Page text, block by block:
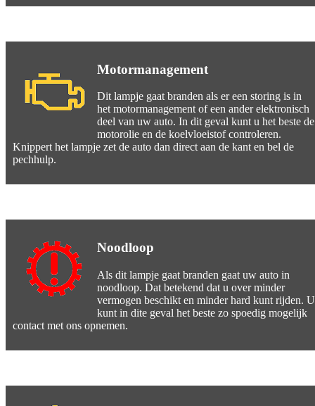
Motormanagement
Dit lampje gaat branden als er een storing is in
het motormanagement of een ander elektronisch
deel van uw auto. In dit geval kunt u het beste de
motorolie en de koelvloeistof controleren.
Knippert het lampje zet de auto dan direct aan de kant en bel de
pechhulp.
Noodloop
Als dit lampje gaat branden gaat uw auto in
noodloop. Dat betekend dat u over minder
vermogen beschikt en minder hard kunt rijden. U
kunt in dite geval het beste zo spoedig mogelijk
contact met ons opnemen.